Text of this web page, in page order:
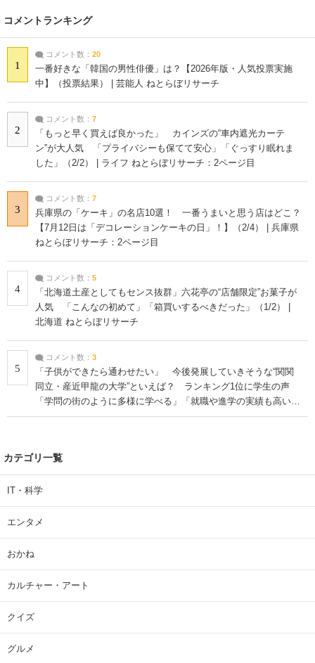
コメントランキング
1
コメント数： 20
一番好きな「韓国の男性俳優」は？【2026年版・人気投票実施
中】（投票結果） | 芸能人 ねとらぼリサーチ
2
コメント数： 7
「もっと早く買えば良かった」 カインズの“車内遮光カーテ
ン”が大人気 「プライバシーも保てて安心」「ぐっすり眠れま
した」（2/2） | ライフ ねとらぼリサーチ：2ページ目
3
コメント数： 7
兵庫県の「ケーキ」の名店10選！ 一番うまいと思う店はどこ？
【7月12日は「デコレーションケーキの日」！】（2/4） | 兵庫県
ねとらぼリサーチ：2ページ目
4
コメント数： 5
「北海道土産としてもセンス抜群」六花亭の“店舗限定”お菓子が
人気 「こんなの初めて」「箱買いするべきだった」（1/2） |
北海道 ねとらぼリサーチ
5
コメント数： 3
「子供ができたら通わせたい」 今後発展していきそうな“関関
同立・産近甲龍の大学”といえば？ ランキング1位に学生の声
「学問の街のように多様に学べる」「就職や進学の実績も高い」
| 大学 ねとらぼリサーチ
カテゴリ一覧
IT・科学
エンタメ
おかね
カルチャー・アート
クイズ
グルメ